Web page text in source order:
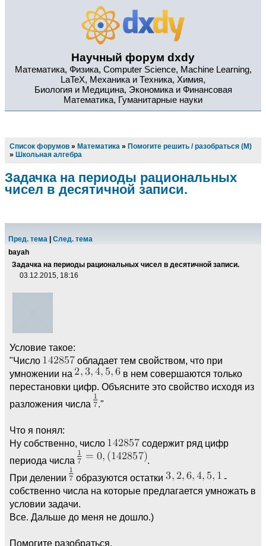
Научный форум dxdy
Математика, Физика, Computer Science, Machine Learning,
LaTeX, Механика и Техника, Химия,
Биология и Медицина, Экономика и Финансовая
Математика, Гуманитарные науки
Список форумов » Математика » Помогите решить / разобраться (М)
» Школьная алгебра
Задачка на периоды рациональных
чисел в десятичной записи.
Пред. тема
След. тема
bayah
Задачка на периоды рациональных чисел в десятичной записи.
03.12.2015, 18:16
Условие такое:
"Число
обладает тем свойством, что при
умножении на
в нем совершаются только
перестановки цифр. Объясните это свойство исходя из
разложения числа
."
Что я понял:
Ну собственно, число
содержит ряд цифр
периода числа
.
При делении
образуются остатки
-
собственно числа на которые предлагается умножать в
условии задачи.
Все. Дальше до меня не дошло.)
Помогите разобраться.